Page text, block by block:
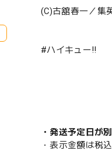
(C)古舘春一／集
#ハイキュー!!
・発送予定日が
・表示金額は税